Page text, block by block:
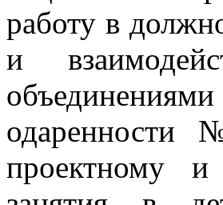
работу в
и
одаренности
проектному